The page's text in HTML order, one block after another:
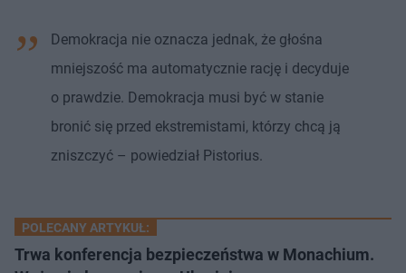
Demokracja nie oznacza jednak, że głośna
mniejszość ma automatycznie rację i decyduje
o prawdzie. Demokracja musi być w stanie
bronić się przed ekstremistami, którzy chcą ją
zniszczyć – powiedział Pistorius.
POLECANY ARTYKUŁ:
Trwa konferencja bezpieczeństwa w Monachium.